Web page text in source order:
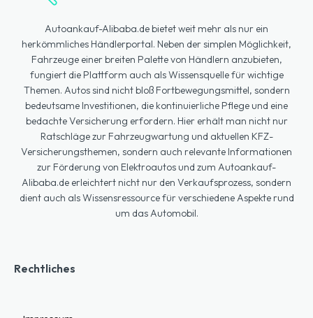
Autoankauf-Alibaba.de bietet weit mehr als nur ein
herkömmliches Händlerportal. Neben der simplen Möglichkeit,
Fahrzeuge einer breiten Palette von Händlern anzubieten,
fungiert die Plattform auch als Wissensquelle für wichtige
Themen. Autos sind nicht bloß Fortbewegungsmittel, sondern
bedeutsame Investitionen, die kontinuierliche Pflege und eine
bedachte Versicherung erfordern. Hier erhält man nicht nur
Ratschläge zur Fahrzeugwartung und aktuellen KFZ-
Versicherungsthemen, sondern auch relevante Informationen
zur Förderung von Elektroautos und zum Autoankauf-
Alibaba.de erleichtert nicht nur den Verkaufsprozess, sondern
dient auch als Wissensressource für verschiedene Aspekte rund
um das Automobil.
Rechtliches